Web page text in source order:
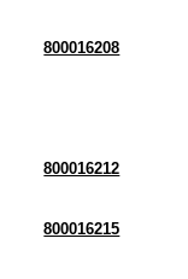
800016208
800016212
800016215